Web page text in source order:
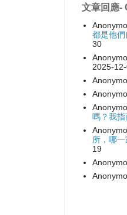
文章回應-
都是他
30
2025-
嗎？我指
所，哪
19